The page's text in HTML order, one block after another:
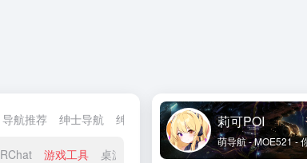
导航推荐 绅士导航 绅士资源 ACGN推荐 虚拟主播推荐
游戏工具 桌游TRPG
莉可POI